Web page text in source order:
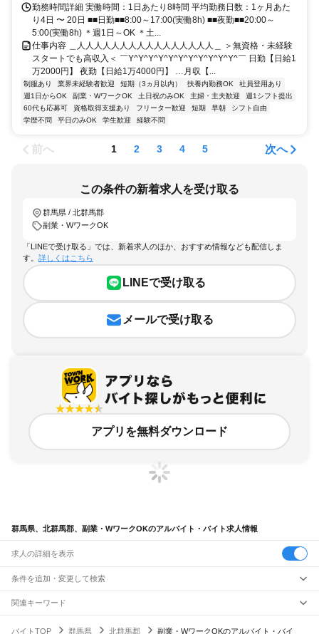
勤務時間詳細 実働時間：1日あたり8時間 平均勤務日数：1ヶ月あた
り4日 〜 20日 ■■日勤■■8:00～17:00(実働8h) ■■夜勤■■20:00～
5:00(実働8h) ＊週1日～OK ＊土...
仕事内容 ＿人人人人人人人人人人人人人人人人＿ ＞無資格・未経験
スタートでも高収入＜ ￣Y^Y^Y^Y^Y^Y^Y^Y^Y^Y^Y^￣ 日勤【日給1
万2000円】 夜勤【日給1万4000円】 …月収【...
制服あり 業界未経験者歓迎 短期（3ヵ月以内） 扶養内勤務OK
社員登用あり
週1日からOK
副業・WワークOK 土日祝のみOK 主婦・主夫歓迎
週1シフト提出
60代も応募可
資格取得支援あり フリーター歓迎 短期 早朝
シフト自由
学歴不問
平日のみOK 学生歓迎 経験不問
前へ 1 2 3 4 5 次へ
この条件の新着求人を受け取る
群馬県 / 北群馬郡
副業・WワークOK
「LINEで受け取る」では、新着求人のほか、おすすめ情報なども配信しま
す。 詳しくはこちら
LINEで受け取る
メールで受け取る
アプリを無料ダウンロード
群馬県、北群馬郡、副業・WワークOKのアルバイト・バイト求人情報
求人の詳細を表示
条件を追加・変更して検索
市区町村を追加・変更
駅を追加・変更
関連キーワード
バイトTOP 群馬県 北群馬郡 副業・WワークOKのアルバイト・バイ